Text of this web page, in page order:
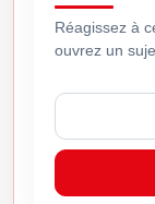
Réagissez à
ouvrez un